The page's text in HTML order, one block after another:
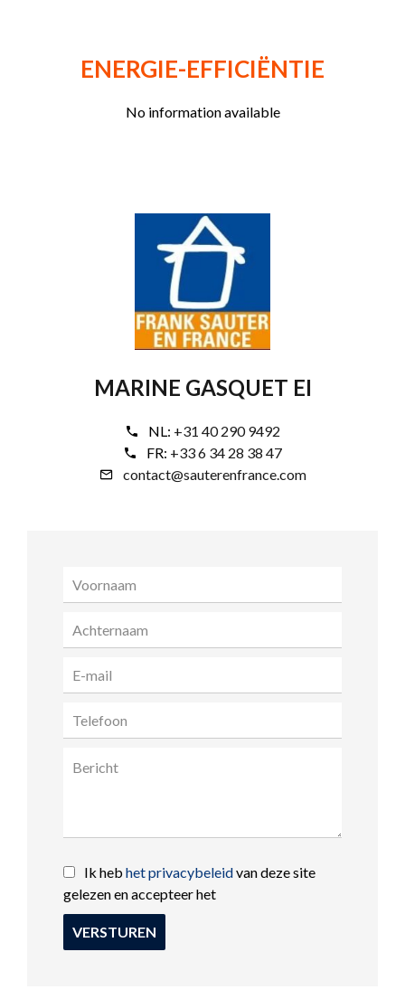
ENERGIE-EFFICIËNTIE
No information available
MARINE GASQUET EI
NL: +31 40 290 9492
FR: +33 6 34 28 38 47
contact@sauterenfrance.com
Ik heb het privacybeleidvan deze site
gelezen en accepteer het
VERSTUREN